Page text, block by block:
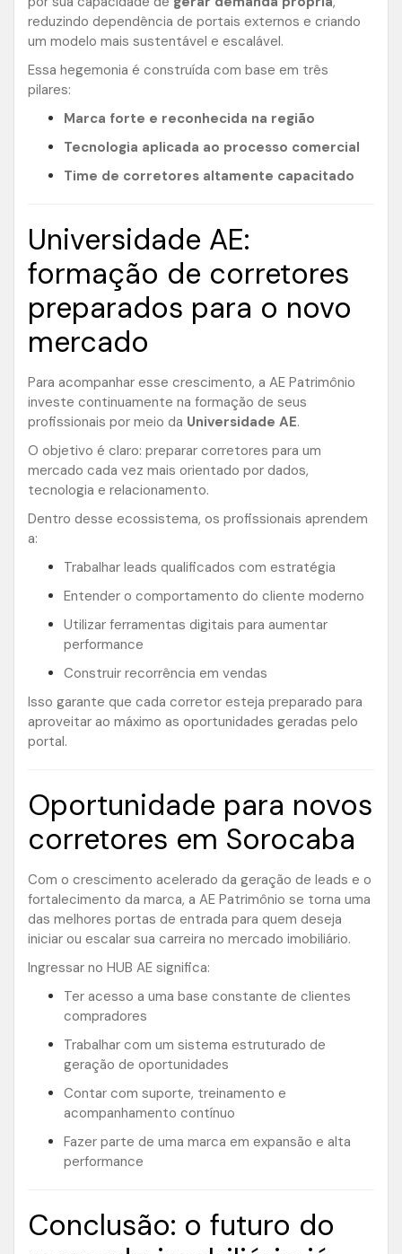
reduzindo dependência de portais externos e criando
um modelo mais sustentável e escalável.
Essa hegemonia é construída com base em três
pilares:
Marca forte e reconhecida na região
Tecnologia aplicada ao processo comercial
Time de corretores altamente capacitado
Universidade AE:
formação de corretores
preparados para o novo
mercado
Para acompanhar esse crescimento, a AE Patrimônio
investe continuamente na formação de seus
profissionais por meio da Universidade AE.
O objetivo é claro: preparar corretores para um
mercado cada vez mais orientado por dados,
tecnologia e relacionamento.
Dentro desse ecossistema, os profissionais aprendem
a:
Trabalhar leads qualificados com estratégia
Entender o comportamento do cliente moderno
Utilizar ferramentas digitais para aumentar
performance
Construir recorrência em vendas
Isso garante que cada corretor esteja preparado para
aproveitar ao máximo as oportunidades geradas pelo
portal.
Oportunidade para novos
corretores em Sorocaba
Com o crescimento acelerado da geração de leads e o
fortalecimento da marca, a AE Patrimônio se torna uma
das melhores portas de entrada para quem deseja
iniciar ou escalar sua carreira no mercado imobiliário.
Ingressar no HUB AE significa:
Ter acesso a uma base constante de clientes
compradores
Trabalhar com um sistema estruturado de
geração de oportunidades
Contar com suporte, treinamento e
acompanhamento contínuo
Fazer parte de uma marca em expansão e alta
performance
Conclusão: o futuro do